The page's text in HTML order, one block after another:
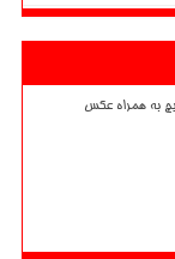
به همراه عکس